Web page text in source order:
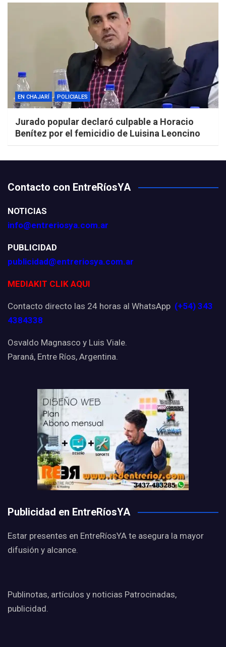
EN CHAJARÍ POLICIALES
Jurado popular declaró culpable a Horacio
Benítez por el femicidio de Luisina Leoncino
Contacto con EntreRíosYA
NOTICIAS
info@entreriosya.com.ar
PUBLICIDAD
publicidad@entreriosya.com.ar
MEDIAKIT CLIK AQUI
Contacto directo las 24 horas al WhatsApp (+54) 343
4384338
Osvaldo Magnasco y Luis Viale.
Paraná, Entre Ríos, Argentina.
Publicidad en EntreRíosYA
Estar presentes en EntreRíosYA te asegura la mayor
difusión y alcance.
Publinotas, artículos y noticias Patrocinadas,
publicidad.